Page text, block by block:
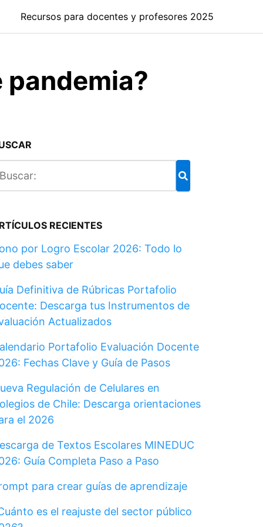
Recursos para docentes y profesores 2025
pandemia?
RECIENTES
por Logro Escolar 2026: Todo lo
debes saber
Definitiva de Rúbricas Portafolio
Descarga tus Instrumentos de
Actualizados
Portafolio Evaluación Docente
Fechas Clave y Guía de Pasos
Regulación de Celulares en
de Chile: Descarga orientaciones
el 2026
de Textos Escolares MINEDUC
Guía Completa Paso a Paso
para crear guías de aprendizaje
es el reajuste del sector público